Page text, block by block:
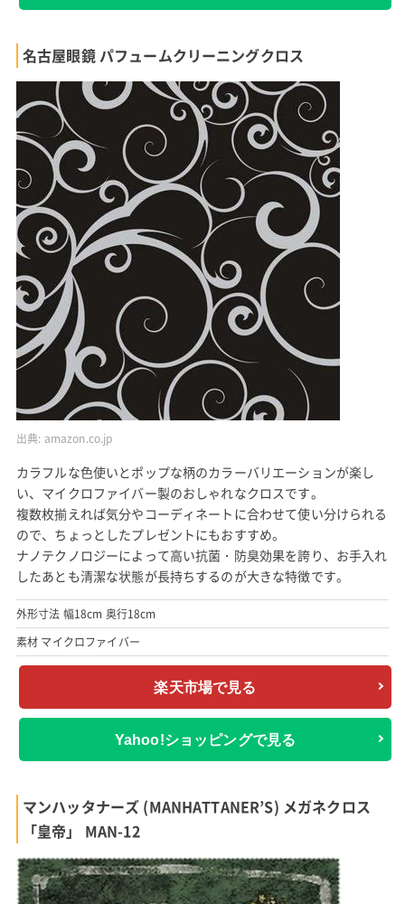
名古屋眼鏡 パフュームクリーニングクロス
出典: amazon.co.jp
カラフルな色使いとポップな柄のカラーバリエーションが楽し
い、マイクロファイバー製のおしゃれなクロスです。
複数枚揃えれば気分やコーディネートに合わせて使い分けられる
ので、ちょっとしたプレゼントにもおすすめ。
ナノテクノロジーによって高い抗菌・防臭効果を誇り、お手入れ
したあとも清潔な状態が長持ちするのが大きな特徴です。
外形寸法 幅18cm 奥行18cm
素材 マイクロファイバー
楽天市場で見る
Yahoo!ショッピングで見る
マンハッタナーズ (MANHATTANER’S) メガネクロス
「皇帝」 MAN-12